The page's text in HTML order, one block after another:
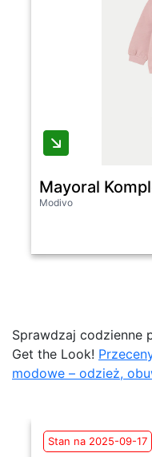
Mayoral
Modivo
Sprawdzaj codzienne
Get the Look!
modowe – odzież,
Stan na 2025-09-17